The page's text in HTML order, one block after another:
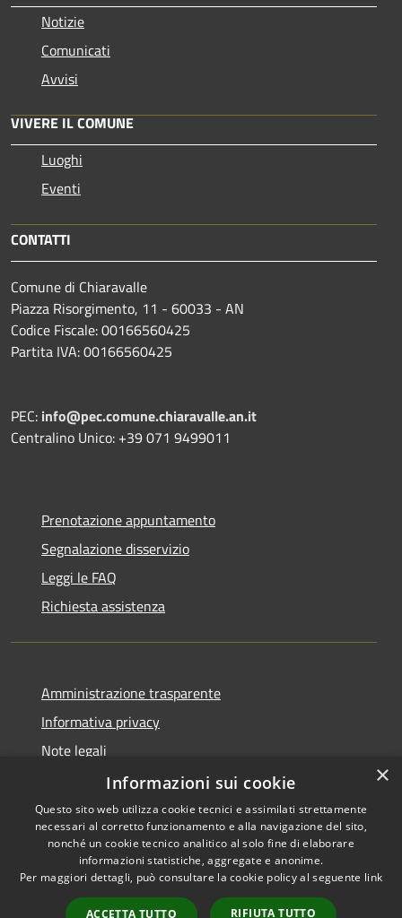
Notizie
Comunicati
Avvisi
VIVERE IL COMUNE
Luoghi
Eventi
CONTATTI
Comune di Chiaravalle
Piazza Risorgimento, 11 - 60033 - AN
Codice Fiscale: 00166560425
Partita IVA: 00166560425
PEC: info@pec.comune.chiaravalle.an.it
Centralino Unico: +39 071 9499011
Prenotazione appuntamento
Segnalazione disservizio
Leggi le FAQ
Richiesta assistenza
Amministrazione trasparente
Informativa privacy
Note legali
Dichiarazione di accessibilità
RSS
Accessibilità
Copyright © 2026 • Comune di
Municipium• Accesso
×
Informazioni sui cookie
Questo sito web utilizza cookie tecnici e assimilati strettamente
necessari al corretto funzionamento e alla navigazione del sito,
nonché un cookie tecnico analitico al solo fine di elaborare
informazioni statistiche, aggregate e anonime.
Per maggiori dettagli, può consultare la cookie policy al seguente link
ACCETTA TUTTO RIFIUTA TUTTO